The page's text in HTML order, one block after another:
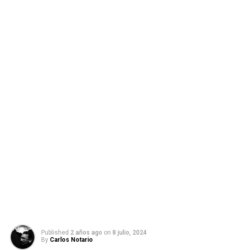
Published 2 años ago on 8 julio, 2024
By Carlos Notario